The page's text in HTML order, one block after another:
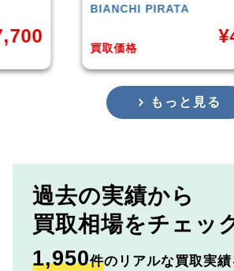
もっと見る
過去の実績から
買取相場をチェッ
1,950件のリアルな買取実績